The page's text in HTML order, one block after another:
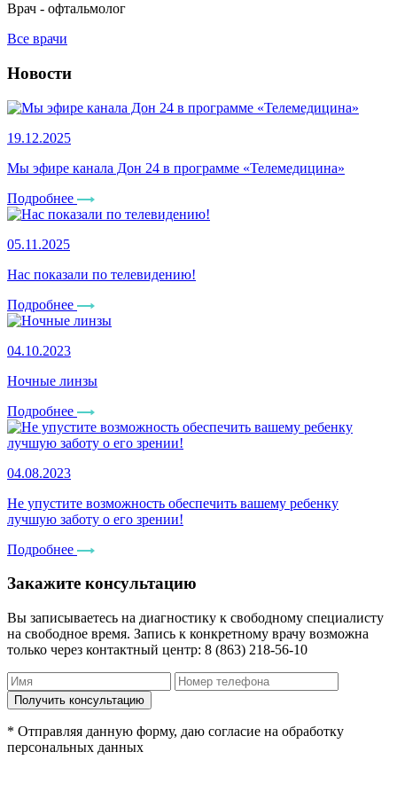
Врач - офтальмолог
Все врачи
Новости
19.12.2025
Мы эфире канала Дон 24 в программе «Телемедицина»
Подробнее
05.11.2025
Нас показали по телевидению!
Подробнее
04.10.2023
Ночные линзы
Подробнее
04.08.2023
Не упустите возможность обеспечить вашему ребенку
лучшую заботу о его зрении!
Подробнее
Закажите консультацию
Вы записываетесь на диагностику к свободному специалисту
на свободное время. Запись к конкретному врачу возможна
только через контактный центр: 8 (863) 218-56-10
* Отправляя данную форму, даю согласие на обработку
персональных данных